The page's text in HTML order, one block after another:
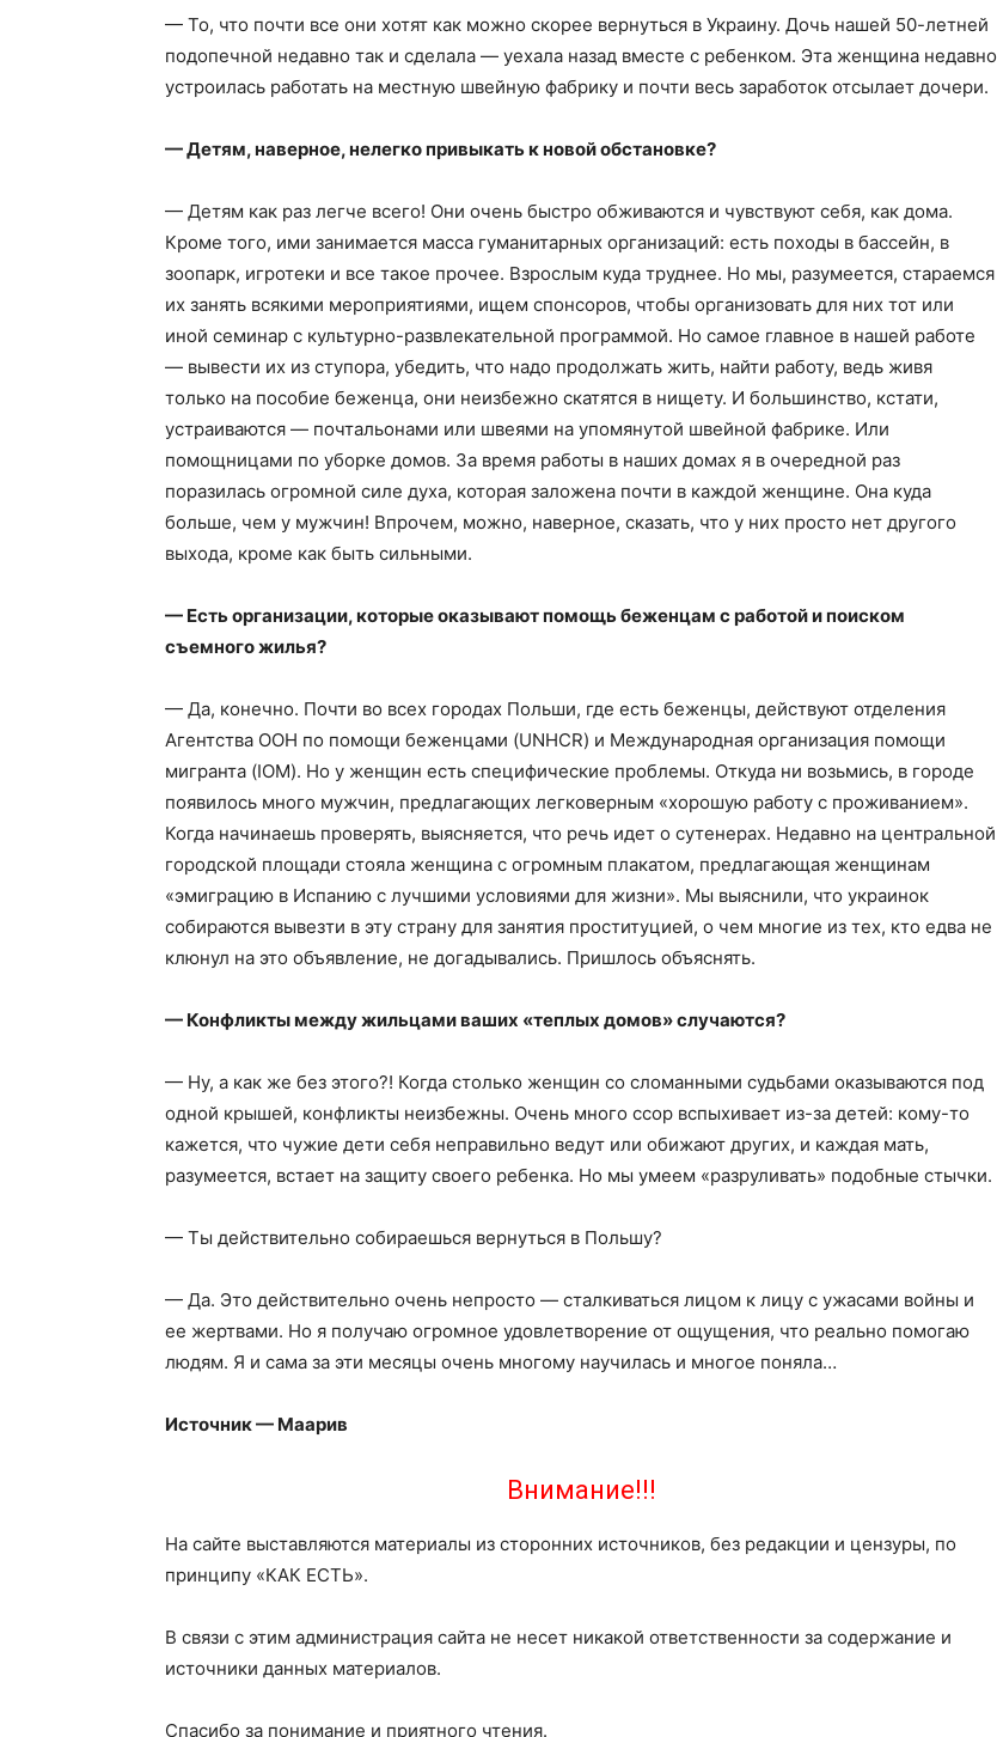
— То, что почти все они хотят как можно скорее вернуться в Украину. Дочь нашей 50-летней
подопечной недавно так и сделала — уехала назад вместе с ребенком. Эта женщина недавно
устроилась работать на местную швейную фабрику и почти весь заработок отсылает дочери.
— Детям, наверное, нелегко привыкать к новой обстановке?
— Детям как раз легче всего! Они очень быстро обживаются и чувствуют себя, как дома.
Кроме того, ими занимается масса гуманитарных организаций: есть походы в бассейн, в
зоопарк, игротеки и все такое прочее. Взрослым куда труднее. Но мы, разумеется, стараемся
их занять всякими мероприятиями, ищем спонсоров, чтобы организовать для них тот или
иной семинар с культурно-развлекательной программой. Но самое главное в нашей работе
— вывести их из ступора, убедить, что надо продолжать жить, найти работу, ведь живя
только на пособие беженца, они неизбежно скатятся в нищету. И большинство, кстати,
устраиваются — почтальонами или швеями на упомянутой швейной фабрике. Или
помощницами по уборке домов. За время работы в наших домах я в очередной раз
поразилась огромной силе духа, которая заложена почти в каждой женщине. Она куда
больше, чем у мужчин! Впрочем, можно, наверное, сказать, что у них просто нет другого
выхода, кроме как быть сильными.
— Есть организации, которые оказывают помощь беженцам с работой и поиском
съемного жилья?
— Да, конечно. Почти во всех городах Польши, где есть беженцы, действуют отделения
Агентства ООН по помощи беженцами (UNHCR) и Международная организация помощи
мигранта (IOM). Но у женщин есть специфические проблемы. Откуда ни возьмись, в городе
появилось много мужчин, предлагающих легковерным «хорошую работу с проживанием».
Когда начинаешь проверять, выясняется, что речь идет о сутенерах. Недавно на центральной
городской площади стояла женщина с огромным плакатом, предлагающая женщинам
«эмиграцию в Испанию с лучшими условиями для жизни». Мы выяснили, что украинок
собираются вывезти в эту страну для занятия проституцией, о чем многие из тех, кто едва не
клюнул на это объявление, не догадывались. Пришлось объяснять.
— Конфликты между жильцами ваших «теплых домов» случаются?
— Ну, а как же без этого?! Когда столько женщин со сломанными судьбами оказываются под
одной крышей, конфликты неизбежны. Очень много ссор вспыхивает из-за детей: кому-то
кажется, что чужие дети себя неправильно ведут или обижают других, и каждая мать,
разумеется, встает на защиту своего ребенка. Но мы умеем «разруливать» подобные стычки.
— Ты действительно собираешься вернуться в Польшу?
— Да. Это действительно очень непросто — сталкиваться лицом к лицу с ужасами войны и
ее жертвами. Но я получаю огромное удовлетворение от ощущения, что реально помогаю
людям. Я и сама за эти месяцы очень многому научилась и многое поняла…
Источник — Маарив
Внимание!!!
На сайте выставляются материалы из сторонних источников, без редакции и цензуры, по
принципу «КАК ЕСТЬ».
В связи с этим администрация сайта не несет никакой ответственности за содержание и
источники данных материалов.
Спасибо за понимание и приятного чтения.